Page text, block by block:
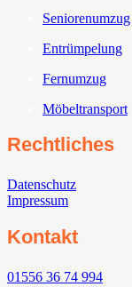
Seniorenumzug
Entrümpelung
Fernumzug
Möbeltransport
Rechtliches
Datenschutz
Impressum
Kontakt
01556 36 74 994